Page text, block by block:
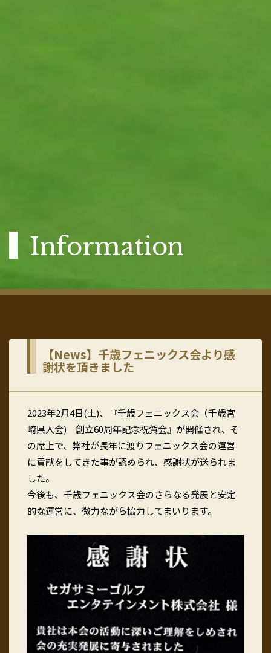
Information
【News】千歳フェニックス会より感
謝状を頂きました
2023年2月4日(土)、『千歳フェニックス会（千歳宮
崎県人会) 創立60周年記念祝賀会』が開催され、そ
の席上で、弊社が長年に渡りフェニックス会の運営
に貢献をしてきた事が認められ、感謝状が送られま
した。
今後も、千歳フェニックス会のさらなる発展と安定
的な運営に、微力ながら協力してまいります。